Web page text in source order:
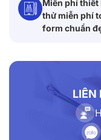
Miễn phí thiết
thử miễn phí
form chuẩn
LIÊN